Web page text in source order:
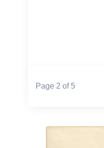
Page 2 of 5